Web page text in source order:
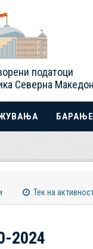
податоци
Северна
Тек на
2024